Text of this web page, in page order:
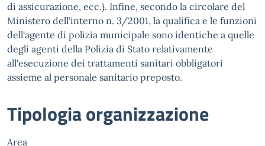
di assicurazione, ecc.). Infine, secondo la circolare del
Ministero dell'interno n. 3/2001, la qualifica e le funzioni
dell'agente di polizia municipale sono identiche a quelle
degli agenti della Polizia di Stato relativamente
all'esecuzione dei trattamenti sanitari obbligatori
assieme al personale sanitario preposto.
Tipologia organizzazione
Area